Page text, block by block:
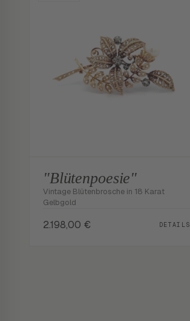
"Blütenpoesie"
Vintage Blütenbrosche in 18 Karat
Gelbgold
2.198,00 € DETAILS